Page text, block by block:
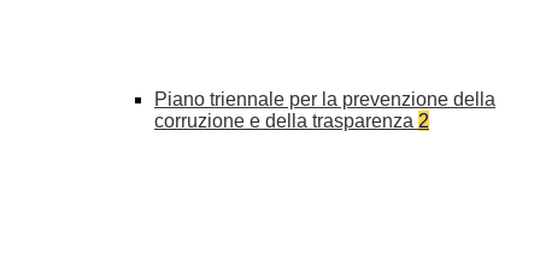
Piano triennale per la prevenzione della
corruzione e della trasparenza 2